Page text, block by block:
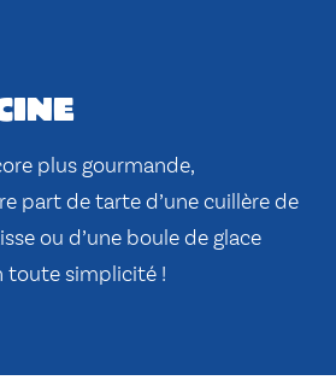
plus gourmande,
part de tarte d’une cuillère de
ou d’une boule de glace
toute simplicité !